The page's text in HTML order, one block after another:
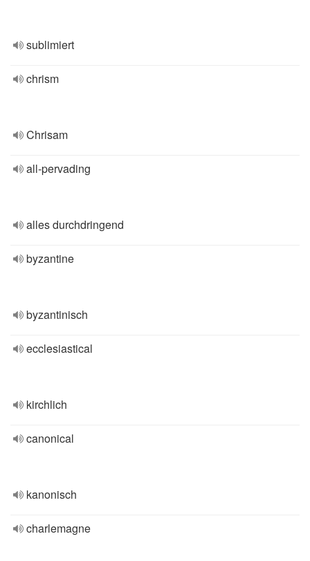
sublimiert
chrism
Chrisam
all-pervading
alles durchdringend
byzantine
byzantinisch
ecclesiastical
kirchlich
canonical
kanonisch
charlemagne